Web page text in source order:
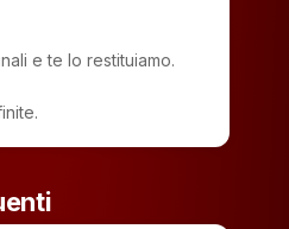
e te lo restituiamo.